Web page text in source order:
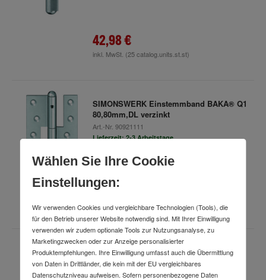
42,98 €
inkl. MwSt. (25 catalog.units.st.st)
SIMONSWERK Einstemmband BAKA® Q1
80,80mm,DL verzinkt
Art.-Nr. 90921111
Lieferzeit: 2-3 Arbeitstage
45,98 €
SIMONSWERK Einstemmband BAKA® Q1
80,80mm,DR verzinkt
Art.-Nr.90986648
Wählen Sie Ihre Cookie
Einstellungen:
Wir verwenden Cookies und vergleichbare Technologien (Tools), die
für den Betrieb unserer Website notwendig sind. Mit Ihrer Einwilligung
verwenden wir zudem optionale Tools zur Nutzungsanalyse, zu
Marketingzwecken oder zur Anzeige personalisierter
Produktempfehlungen. Ihre Einwilligung umfasst auch die Übermittlung
von Daten in Drittländer, die kein mit der EU vergleichbares
Datenschutzniveau aufweisen. Sofern personenbezogene Daten